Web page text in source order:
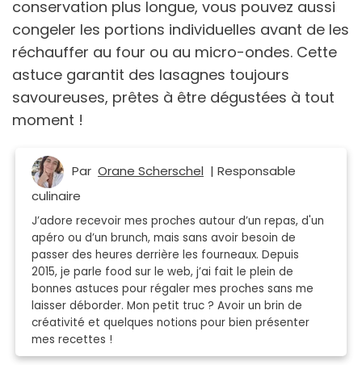
conservation plus longue, vous pouvez aussi
congeler les portions individuelles avant de les
réchauffer au four ou au micro-ondes. Cette
astuce garantit des lasagnes toujours
savoureuses, prêtes à être dégustées à tout
moment !
Par Orane Scherschel | Responsable
culinaire
J’adore recevoir mes proches autour d’un repas, d'un
apéro ou d’un brunch, mais sans avoir besoin de
passer des heures derrière les fourneaux. Depuis
2015, je parle food sur le web, j’ai fait le plein de
bonnes astuces pour régaler mes proches sans me
laisser déborder. Mon petit truc ? Avoir un brin de
créativité et quelques notions pour bien présenter
mes recettes !